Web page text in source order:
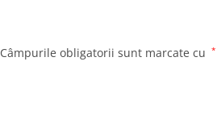
Câmpurile obligatorii sunt marcate cu *